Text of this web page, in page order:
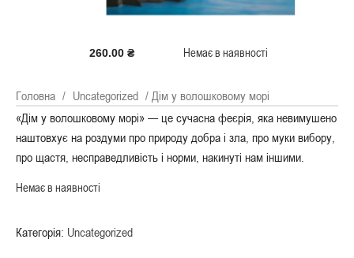
260.00 ₴ Немає в наявності
Головна / Uncategorized / Дім у волошковому морі
«Дім у волошковому морі» — це сучасна феєрія, яка невимушено
наштовхує на роздуми про природу добра і зла, про муки вибору,
про щастя, несправедливість і норми, накинуті нам іншими.
Немає в наявності
Категорія: Uncategorized